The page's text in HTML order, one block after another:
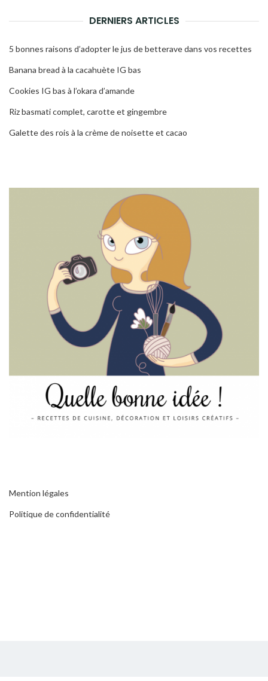
DERNIERS ARTICLES
5 bonnes raisons d’adopter le jus de betterave dans vos recettes
Banana bread à la cacahuète IG bas
Cookies IG bas à l’okara d’amande
Riz basmati complet, carotte et gingembre
Galette des rois à la crème de noisette et cacao
Mention légales
Politique de confidentialité